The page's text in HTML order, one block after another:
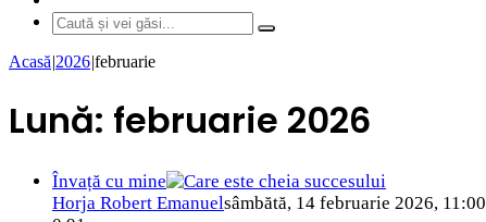
skin
Caută
Acasă|2026|februarie
Lună: februarie 2026
Învață cu mine
Horja Robert Emanuelsâmbătă, 14 februarie 2026, 11:00